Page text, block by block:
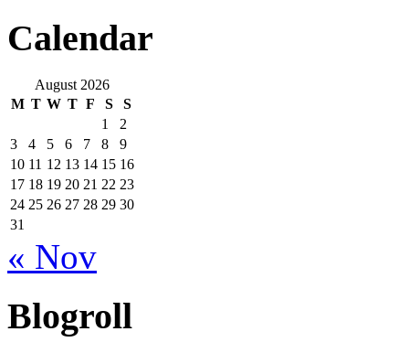
Calendar
August 2026
M T W T F S
S
1
2
3
4 5 6 7 8
9
10 11 12 13 14 15 16
17 18 19 20 21 22 23
24 25 26 27 28 29 30
31
« Nov
Blogroll